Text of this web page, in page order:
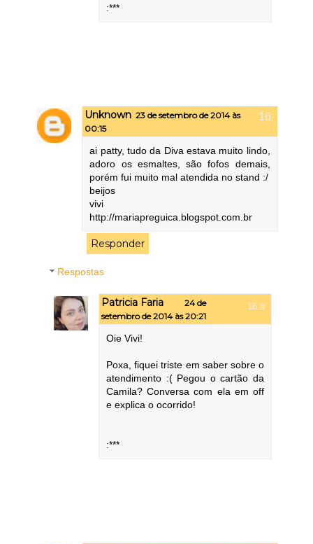
:***
Unknown 23 de setembro de 2014 às
00:15
ai patty, tudo da Diva estava muito lindo,
adoro os esmaltes, são fofos demais,
porém fui muito mal atendida no stand :/
beijos
vivi
http://mariapreguica.blogspot.com.br
Responder
Respostas
Patricia Faria
24 de
setembro de 2014 às 20:21
Oie Vivi!
Poxa, fiquei triste em saber sobre o
atendimento :( Pegou o cartão da
Camila? Conversa com ela em off
e explica o ocorrido!
:***